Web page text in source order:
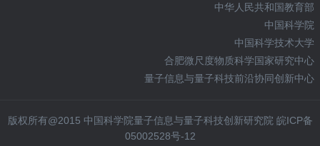
中华人民共和国教育部
中国科学院
中国科学技术大学
合肥微尺度物质科学国家研究中心
量子信息与量子科技前沿协同创新中心
版权所有@2015 中国科学院量子信息与量子科技创新研究院 皖ICP备
05002528号-12